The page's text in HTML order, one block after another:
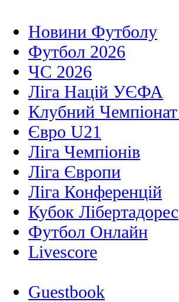
Новини Футболу
Футбол 2026
ЧС 2026
Ліга Націй УЄФА
Клубний
Євро U21
Ліга Чемпіонів
Ліга Європи
Ліга Конференцій
Кубок Лібертадорес
Футбол Онлайн
Livescore
Guestbook